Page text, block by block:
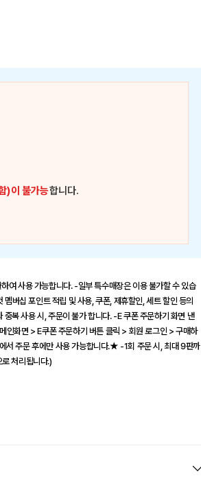
)이 불가능합니다.
여 사용 가능합니다. -일부 특수매장은 이용 불가할 수 있습
버십 포인트 적립 및 사용, 쿠폰, 제휴할인, 세트 할인 등의
복 사용 시, 주문이 불가 합니다. -E 쿠폰 주문하기 화면 낸
화면 > E쿠폰 주문하기 버튼 클릭 > 회원 로그인 > 구매하
서 주문 후에만 사용 가능합니다.★ -1회 주문 시, 최대 9판까
처리됩니다.)